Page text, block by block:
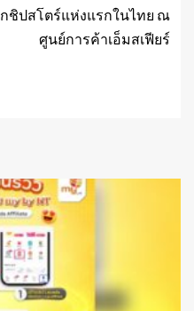
กชิปสโตร์แห่งแรกในไทย ณ
ศูนย์การค้าเอ็มสเฟียร์